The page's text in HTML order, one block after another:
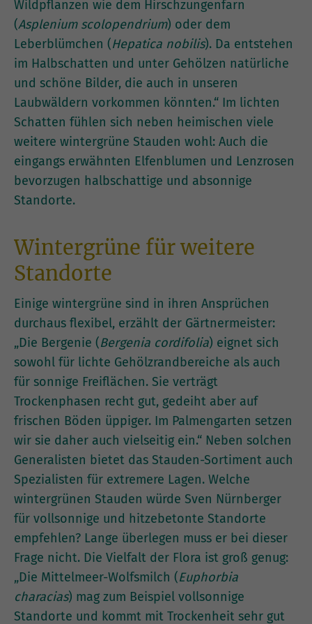
Wildpflanzen wie dem Hirschzungenfarn
(Asplenium scolopendrium) oder dem
Leberblümchen (Hepatica nobilis). Da entstehen
im Halbschatten und unter Gehölzen natürliche
und schöne Bilder, die auch in unseren
Laubwäldern vorkommen könnten.“ Im lichten
Schatten fühlen sich neben heimischen viele
weitere wintergrüne Stauden wohl: Auch die
eingangs erwähnten Elfenblumen und Lenzrosen
bevorzugen halbschattige und absonnige
Standorte.
Wintergrüne für weitere
Standorte
Einige wintergrüne sind in ihren Ansprüchen
durchaus flexibel, erzählt der Gärtnermeister:
„Die Bergenie (Bergenia cordifolia) eignet sich
sowohl für lichte Gehölzrandbereiche als auch
für sonnige Freiflächen. Sie verträgt
Trockenphasen recht gut, gedeiht aber auf
frischen Böden üppiger. Im Palmengarten setzen
wir sie daher auch vielseitig ein.“ Neben solchen
Generalisten bietet das Stauden-Sortiment auch
Spezialisten für extremere Lagen. Welche
wintergrünen Stauden würde Sven Nürnberger
für vollsonnige und hitzebetonte Standorte
empfehlen? Lange überlegen muss er bei dieser
Frage nicht. Die Vielfalt der Flora ist groß genug:
„Die Mittelmeer-Wolfsmilch (Euphorbia
characias) mag zum Beispiel vollsonnige
Standorte und kommt mit Trockenheit sehr gut